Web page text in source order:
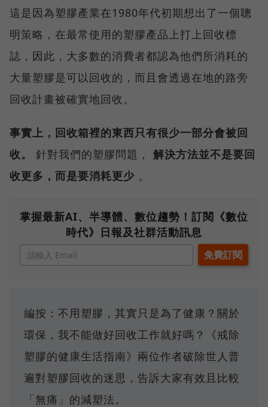
這是因為塑膠產業在1980年代初期想出了一個聰
明策略，在最常使用的塑膠產品上打上回收標
誌，因此，大多數的消費者都認為他們所消耗的
大量塑膠是可以回收的，而且會透過在地的路旁
回收計畫被確實地回收。
事實上，回收箱裡的東西只有很少一部分會被回
收。
針對我們的塑膠問題， 解決方法並不是要回
收更多，而是要消耗更少 。
掌握最新AI、半導體、數位趨勢！訂閱《數位
時代》日報及社群活動訊息
編按：不用塑膠，其實只是為了健康？關於
環保，我不能做好回收工作就好嗎？《戒除
塑膠的健康生活指南》兩位作者破除世人普
遍對塑膠回收的迷思，告訴大家有效且比較
「無痛」的減塑法。